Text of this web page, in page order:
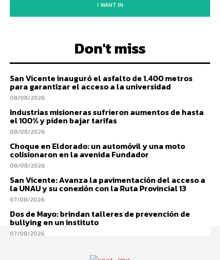
I WANT IN
Don't miss
San Vicente inauguró el asfalto de 1.400 metros
para garantizar el acceso a la universidad
08/08/2026
Industrias misioneras sufrieron aumentos de hasta
el 100% y piden bajar tarifas
08/08/2026
Choque en Eldorado: un automóvil y una moto
colisionaron en la avenida Fundador
08/08/2026
San Vicente: Avanza la pavimentación del acceso a
la UNAU y su conexión con la Ruta Provincial 13
07/08/2026
Dos de Mayo: brindan talleres de prevención de
bullying en un instituto
07/08/2026